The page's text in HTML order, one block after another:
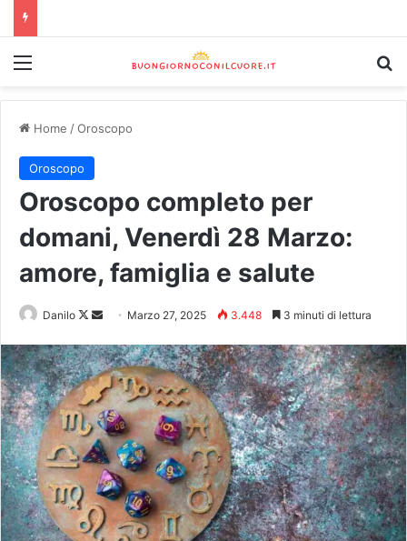
Home /Oroscopo
Oroscopo
Oroscopo completo per
domani, Venerdì 28 Marzo:
amore, famiglia e salute
Danilo Marzo 27, 2025 3.448 3 minuti di lettura